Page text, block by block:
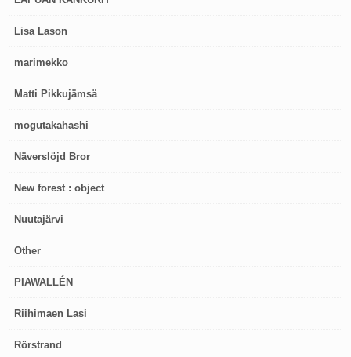
Lisa Lason
marimekko
Matti Pikkujämsä
mogutakahashi
Näverslöjd Bror
New forest : object
Nuutajärvi
Other
PIAWALLÉN
Riihimaen Lasi
Rörstrand